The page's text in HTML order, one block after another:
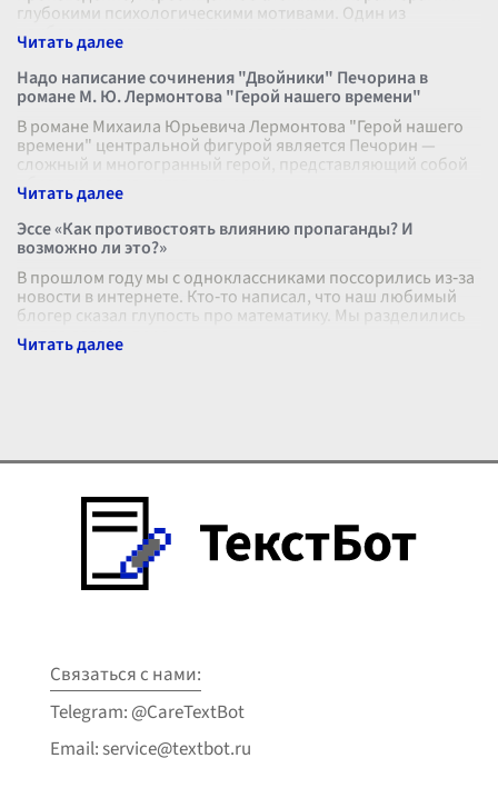
глубокими психологическими мотивами. Один из
наиболее интересных аспектов романа — э
Надо написание сочинения "Двойники" Печорина в
романе М. Ю. Лермонтова "Герой нашего времени"
В романе Михаила Юрьевича Лермонтова "Герой нашего
времени" центральной фигурой является Печорин —
сложный и многогранный герой, представляющий собой
образ человека, уставшего от ж
Эссе «Как противостоять влиянию пропаганды? И
возможно ли это?»
В прошлом году мы с одноклассниками поссорились из‑за
новости в интернете. Кто‑то написал, что наш любимый
блогер сказал глупость про математику. Мы разделились
на два лагеря, пере
Связаться с нами:
Telegram: @CareTextBot
Email: service@textbot.ru